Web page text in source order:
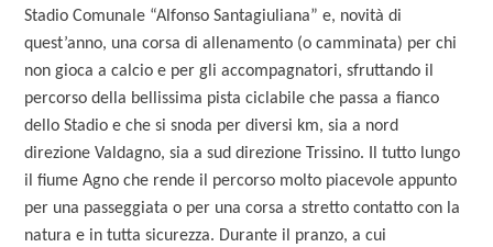
Stadio Comunale “Alfonso Santagiuliana” e, novità di
quest’anno, una corsa di allenamento (o camminata) per chi
non gioca a calcio e per gli accompagnatori, sfruttando il
percorso della bellissima pista ciclabile che passa a fianco
dello Stadio e che si snoda per diversi km, sia a nord
direzione Valdagno, sia a sud direzione Trissino. Il tutto lungo
il fiume Agno che rende il percorso molto piacevole appunto
per una passeggiata o per una corsa a stretto contatto con la
natura e in tutta sicurezza. Durante il pranzo, a cui